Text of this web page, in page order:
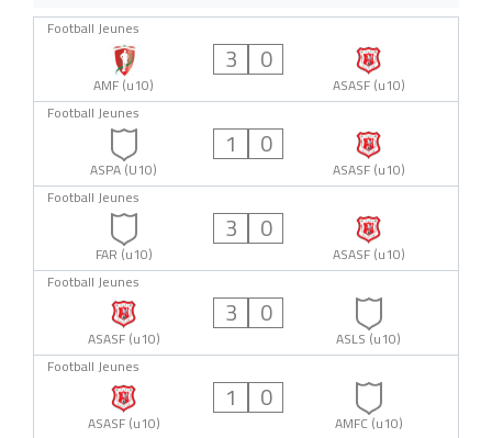
Football Jeunes
AMF (u10)
3 0
ASASF (u10)
Football Jeunes
ASPA (U10)
1 0
ASASF (u10)
Football Jeunes
FAR (u10)
3 0
ASASF (u10)
Football Jeunes
ASASF (u10)
3 0
ASLS (u10)
Football Jeunes
ASASF (u10)
1 0
AMFC (u10)